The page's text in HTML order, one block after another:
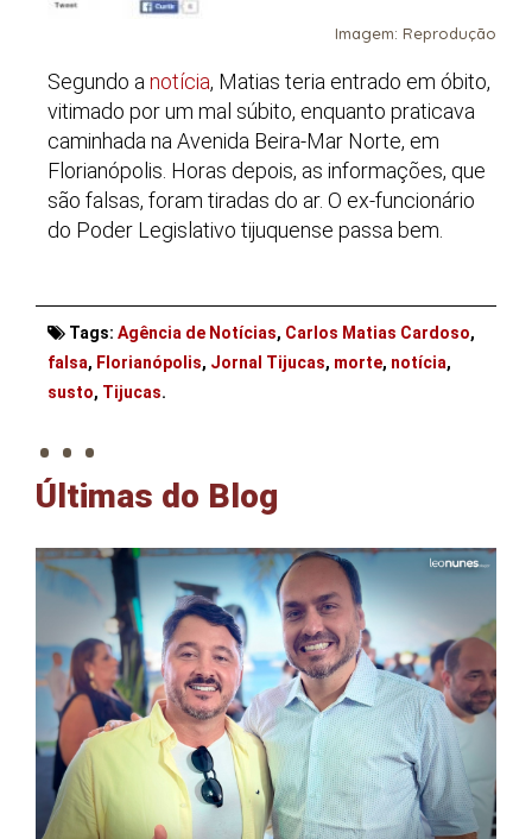
Imagem: Reprodução
Segundo anotícia, Matias teria entrado em óbito,
vitimado por um mal súbito, enquanto praticava
caminhada na Avenida Beira-Mar Norte, em
Florianópolis. Horas depois, as informações, que
são falsas, foram tiradas do ar. O ex-funcionário
do Poder Legislativo tijuquense passa bem.
Tags: Agência de Notícias, Carlos Matias Cardoso,
falsa, Florianópolis, Jornal Tijucas, morte, notícia,
susto, Tijucas.
. . .
Últimas do Blog